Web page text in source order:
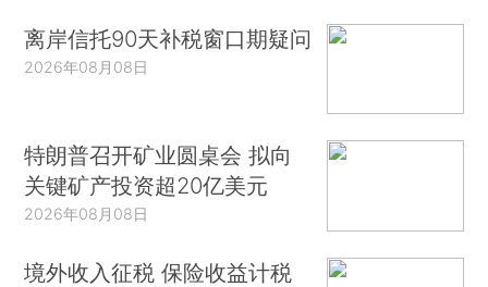
离岸信托90天补税窗口期疑问
2026年08月08日
特朗普召开矿业圆桌会 拟向
关键矿产投资超20亿美元
2026年08月08日
境外收入征税 保险收益计税